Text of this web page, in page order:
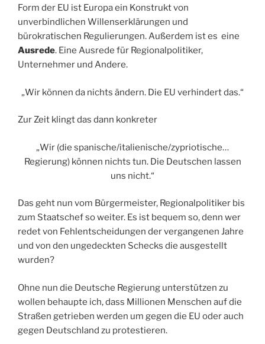
Form der EU ist Europa ein Konstrukt von
unverbindlichen Willenserklärungen und
bürokratischen Regulierungen. Außerdem ist es eine
Ausrede. Eine Ausrede für Regionalpolitiker,
Unternehmer und Andere.
„Wir können da nichts ändern. Die EU verhindert das.“
Zur Zeit klingt das dann konkreter
„Wir (die spanische/italienische/zypriotische…
Regierung) können nichts tun. Die Deutschen lassen
uns nicht.“
Das geht nun vom Bürgermeister, Regionalpolitiker bis
zum Staatschef so weiter. Es ist bequem so, denn wer
redet von Fehlentscheidungen der vergangenen Jahre
und von den ungedeckten Schecks die ausgestellt
wurden?
Ohne nun die Deutsche Regierung unterstützen zu
wollen behaupte ich, dass Millionen Menschen auf die
Straßen getrieben werden um gegen die EU oder auch
gegen Deutschland zu protestieren.